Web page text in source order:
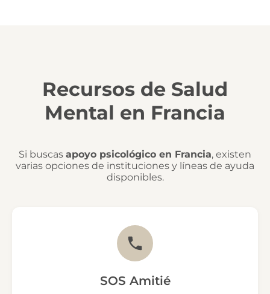
Recursos de Salud
Mental en Francia
Si buscas apoyo psicológico en Francia, existen
varias opciones de instituciones y líneas de ayuda
disponibles.
SOS Amitié